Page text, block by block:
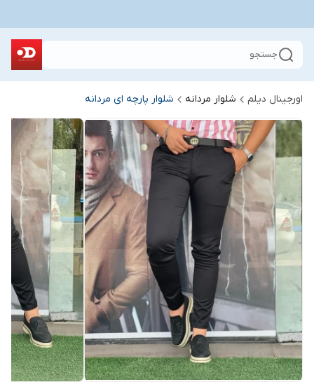
جستجو
اورجینال دیلم شلوار مردانه شلوار پارچه ای مردانه